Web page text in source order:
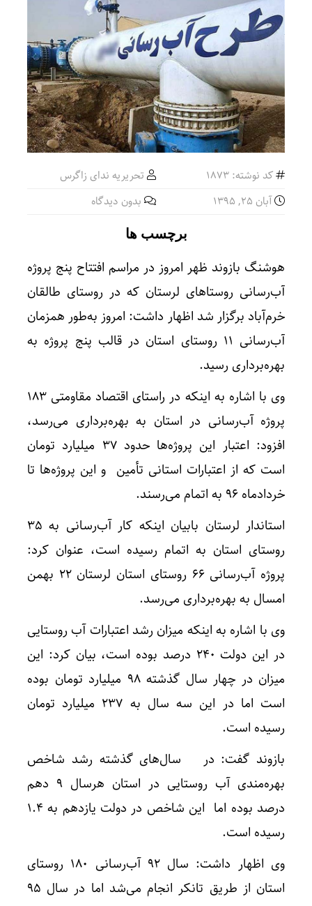
کد نوشته: 1873
تحریریه ندای زاگرس
آبان ۲۵, ۱۳۹۵
بدون دیدگاه
برچسب ها
هوشنگ بازوند ظهر امروز در مراسم افتتاح پنج پروژه
آب‌رسانی روستاهای لرستان که در روستای طالقان
خرم‌آباد برگزار شد اظهار داشت: امروز به‌طور همزمان
آب‌رسانی ۱۱ روستای استان در قالب پنج پروژه به
بهره‌برداری رسید.
وی با اشاره به اینکه در راستای اقتصاد مقاومتی ۱۸۳
پروژه آب‌رسانی در استان به بهره‌برداری می‌رسد،
افزود: اعتبار این پروژه‌ها حدود ۳۷ میلیارد تومان
است که از اعتبارات استانی تأمین و این پروژه‌ها تا
خردادماه ۹۶ به اتمام می‌رسند.
استاندار لرستان بابیان اینکه کار آب‌رسانی به ۳۵
روستای استان به اتمام رسیده است، عنوان کرد:
پروژه آب‌رسانی ۶۶ روستای استان لرستان ۲۲ بهمن
امسال به بهره‌برداری می‌رسد.
وی با اشاره به اینکه میزان رشد اعتبارات آب روستایی
در این دولت ۲۴۰ درصد بوده است، بیان کرد: این
میزان در چهار سال گذشته ۹۸ میلیارد تومان بوده
است اما در این سه سال به ۲۳۷ میلیارد تومان
رسیده است.
بازوند گفت: در سال‌های گذشته رشد شاخص
بهره‌مندی آب روستایی در استان هرسال ۹ دهم
درصد بوده اما این شاخص در دولت یازدهم به ۱.۴
رسیده است.
وی اظهار داشت: سال ۹۲ آب‌رسانی ۱۸۰ روستای
استان از طریق تانکر انجام می‌شد اما در سال ۹۵